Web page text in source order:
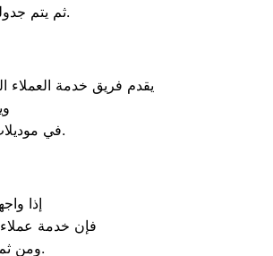
ثم يتم جدولة الزيارة المنزلية الطارئة لضمان عدم تلف الأطعمة والمحافظة على سلامة الثلاجة.
يقدم فريق خدمة العملاء
في موديلات النوفروست والديفروست ليعود الفريزر للعمل بكامل طاقته التجميدية دون إبطاء.
إذا
فإن خدمة
ومن ثم تحديد موعد زيارة يناسب جدولك اليومي لإصلاح العطل وإعادة الراحة لمطبخك.